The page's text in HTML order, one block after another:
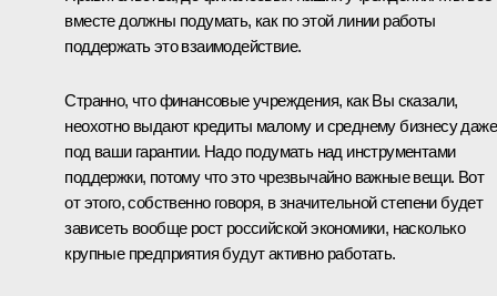
вместе должны подумать, как по этой линии работы
поддержать это взаимодействие.
Странно, что финансовые учреждения, как Вы сказали,
неохотно выдают кредиты малому и среднему бизнесу даже
под ваши гарантии. Надо подумать над инструментами
поддержки, потому что это чрезвычайно важные вещи. Вот
от этого, собственно говоря, в значительной степени будет
зависеть вообще рост российской экономики, насколько
крупные предприятия будут активно работать.